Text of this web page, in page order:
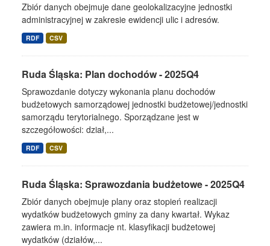
Zbiór danych obejmuje dane geolokalizacyjne jednostki
administracyjnej w zakresie ewidencji ulic i adresów.
RDF CSV
Ruda Śląska: Plan dochodów - 2025Q4
Sprawozdanie dotyczy wykonania planu dochodów
budżetowych samorządowej jednostki budżetowej/jednostki
samorządu terytorialnego. Sporządzane jest w
szczegółowości: dział,...
RDF CSV
Ruda Śląska: Sprawozdania budżetowe - 2025Q4
Zbiór danych obejmuje plany oraz stopień realizacji
wydatków budżetowych gminy za dany kwartał. Wykaz
zawiera m.in. informacje nt. klasyfikacji budżetowej
wydatków (działów,...